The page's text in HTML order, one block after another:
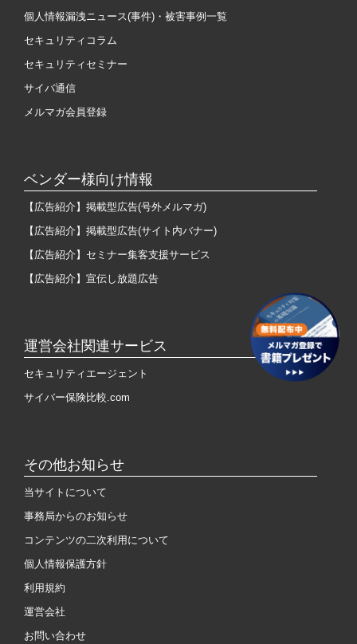
個人情報漏洩ニュース(事件)・被害事例一覧
セキュリティコラム
セキュリティセミナー
サイバ通信
メルマガ会員登録
ベンダー様向け情報
【広告紹介】掲載型広告(号外メルマガ)
【広告紹介】掲載型広告(サイト内バナー)
【広告紹介】セミナー集客支援サービス
【広告紹介】宣伝し放題広告
運営会社関連サービス
セキュリティエージェント
サイバー保険比較.com
その他お知らせ
当サイトについて
事務局からのお知らせ
コンテンツの二次利用について
個人情報保護方針
利用規約
運営会社
お問い合わせ